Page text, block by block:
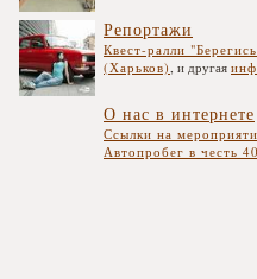
Репортажи
Квест-ралли
(Харьков), и другая
О нас в интернете
Ссылки на
Автопробег в честь